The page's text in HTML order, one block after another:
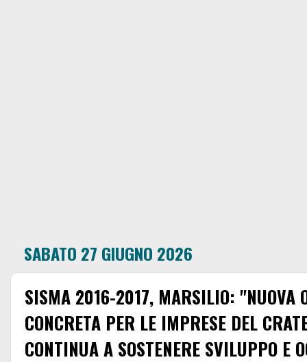
SABATO 27 GIUGNO 2026
SISMA 2016-2017, MARSILIO: "NUOVA
CONCRETA PER LE IMPRESE DEL
CONTINUA A SOSTENERE SVILUPPO E